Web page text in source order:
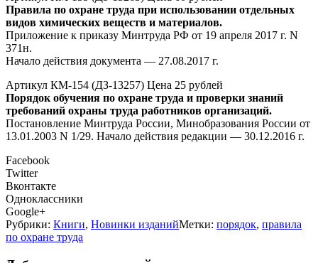
Правила по охране труда при использовании отдельных
видов химических веществ и материалов.
Приложение к приказу Минтруда РФ от 19 апреля 2017 г. N
371н.
Начало действия документа — 27.08.2017 г.
Артикул КМ-154 (ДЗ-13257) Цена 25 рублей
Порядок обучения по охране труда и проверки знаний
требований охраны труда работников организаций.
Постановление Минтруда России, Минобразования России от
13.01.2003 N 1/29. Начало действия редакции — 30.12.2016 г.
Facebook
Twitter
Вконтакте
Одноклассники
Google+
Рубрики: Книги, Новинки изданийМетки: порядок, правила
по охране труда